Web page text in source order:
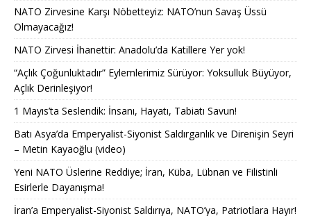
NATO Zirvesine Karşı Nöbetteyiz: NATO’nun Savaş Üssü
Olmayacağız!
NATO Zirvesi İhanettir: Anadolu’da Katillere Yer yok!
“Açlık Çoğunluktadır” Eylemlerimiz Sürüyor: Yoksulluk Büyüyor,
Açlık Derinleşiyor!
1 Mayıs’ta Seslendik: İnsanı, Hayatı, Tabiatı Savun!
Batı Asya’da Emperyalist-Siyonist Saldırganlık ve Direnişin Seyri
– Metin Kayaoğlu (video)
Yeni NATO Üslerine Reddiye; İran, Küba, Lübnan ve Filistinli
Esirlerle Dayanışma!
İran’a Emperyalist-Siyonist Saldırıya, NATO’ya, Patriotlara Hayır!